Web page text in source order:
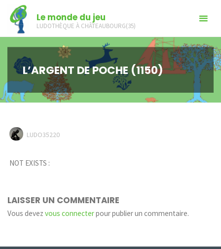
content
Le monde du jeu
LUDOTHÈQUE À CHÂTEAUBOURG(35)
L’ARGENT DE POCHE (1150)
LUDO35220
NOT EXISTS :
LAISSER UN COMMENTAIRE
Vous devezvous connecterpour publier un commentaire.